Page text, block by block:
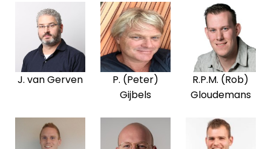
J. van Gerven
P. (Peter)
Gijbels
R.P.M. (Rob)
Gloudemans